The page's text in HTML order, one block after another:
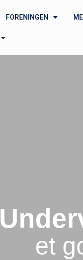
FORENINGEN
et